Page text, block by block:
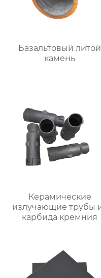
Базальтовый литой
камень
Керамические
излучающие трубы
карбида кремния